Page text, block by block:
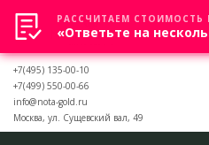
+7(495) 135-00-10
+7(499) 550-00-66
info@nota-gold.ru
Москва, ул. Сущевский вал, 49
РАССЧИТАЕМ СТОИМОСТЬ
«Ответьте на